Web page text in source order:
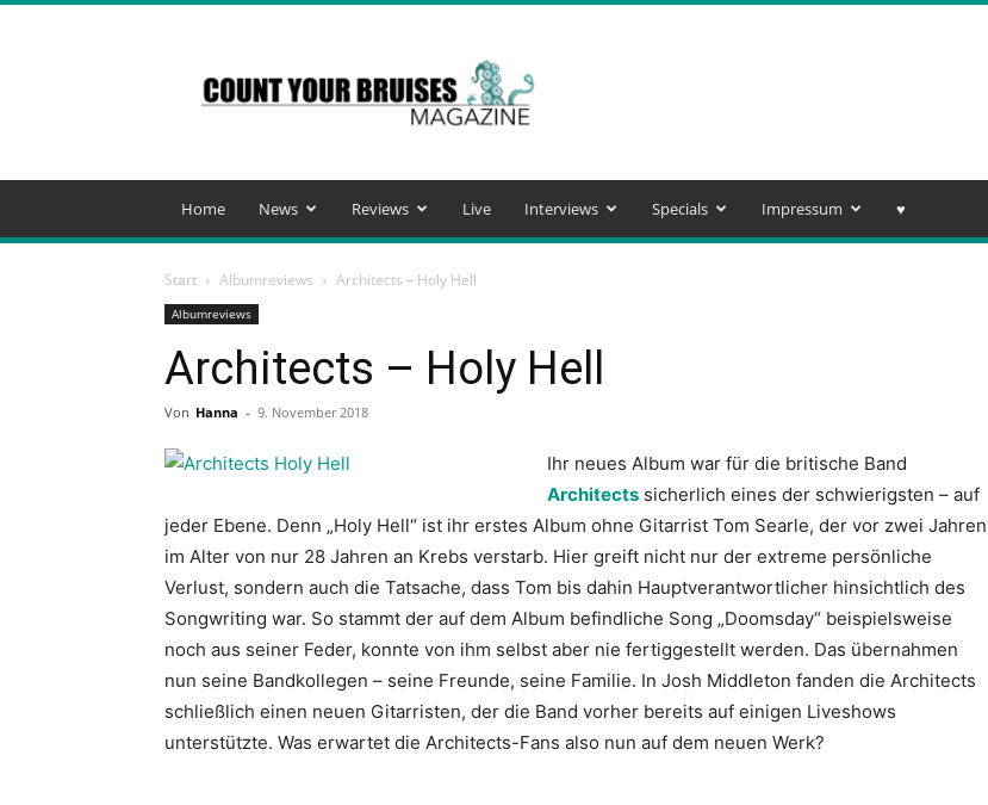
Your
Bruises
Magazine
Home News Reviews Live Interviews Specials Impressum ♥️
Start Albumreviews Architects – Holy Hell
Albumreviews
Architects – Holy Hell
Von Hanna - 9. November 2018
Ihr neues Album war für die britische Band
Architects sicherlich eines der schwierigsten – auf
jeder Ebene. Denn „Holy Hell“ ist ihr erstes Album ohne Gitarrist Tom Searle, der vor zwei Jahren
im Alter von nur 28 Jahren an Krebs verstarb. Hier greift nicht nur der extreme persönliche
Verlust, sondern auch die Tatsache, dass Tom bis dahin Hauptverantwortlicher hinsichtlich des
Songwriting war. So stammt der auf dem Album befindliche Song „Doomsday“ beispielsweise
noch aus seiner Feder, konnte von ihm selbst aber nie fertiggestellt werden. Das übernahmen
nun seine Bandkollegen – seine Freunde, seine Familie. In Josh Middleton fanden die Architects
schließlich einen neuen Gitarristen, der die Band vorher bereits auf einigen Liveshows
unterstützte. Was erwartet die Architects-Fans also nun auf dem neuen Werk?